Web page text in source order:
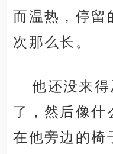
而温热，停留
次那么长。
他还没来
了，然后像什
在他旁边的椅